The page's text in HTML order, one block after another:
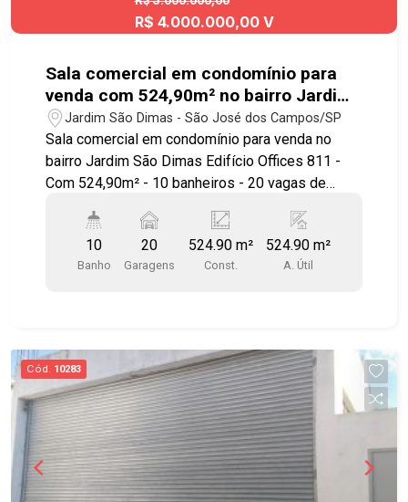
R$ 4.000.000,00 V
Sala comercial em condomínio para
venda com 524,90m² no bairro Jardim
São Dimas
Jardim São Dimas - São José dos Campos/SP
Sala comercial em condomínio para venda no
bairro Jardim São Dimas Edifício Offices 811 -
Com 524,90m² - 10 banheiros - 20 vagas de
localização! Com instalação elétrica facilitada
para Lay-out local para ar condicionado no contra
piso banheiros com piso frio 20 vagas de
por 4 elevadores, 2 banheiros de uso comum no
corredor de cada andar, 142 vagas para
visitantes, gerador de energia para emergência e
vagas rotativas para clientes. O bairro Jardim São
Dimas possui uma infraestrutura ótima. Está
localizado na região central de São José dos
Campos, com fácil acesso a Rodovia Presidente
10
Banho
20
Garagens
524.90 m²
Const.
524.90 m²
A. Útil
Cód. 10283